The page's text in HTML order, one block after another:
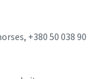
+380 50 038 90